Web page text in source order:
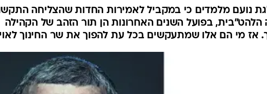
נועם מלמדים כי במקביל לאמירות החדות שהצליחה
הלהט"בית, בפועל השנים האחרונות הן תור הזהב של הקהילה
אז מי הם אלו שמתעקשים בכל עת להפוך את שר החינוך